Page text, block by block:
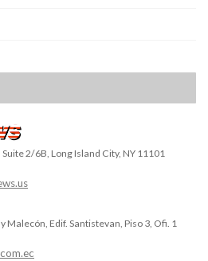
2/6B, Long Island City, NY 11101
Malecón, Edif. Santistevan, Piso 3, Ofi. 1